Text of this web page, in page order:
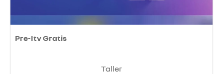
Pre-Itv Gratis
Taller